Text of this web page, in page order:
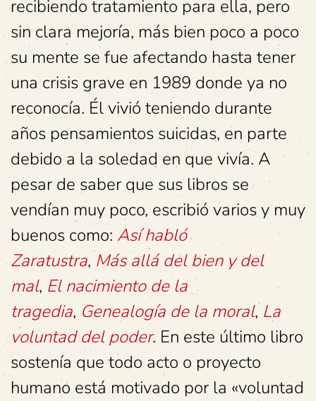
recibiendo tratamiento para ella, pero
sin clara mejoría, más bien poco a poco
su mente se fue afectando hasta tener
una crisis grave en 1989 donde ya no
reconocía. Él vivió teniendo durante
años pensamientos suicidas, en parte
debido a la soledad en que vivía. A
pesar de saber que sus libros se
vendían muy poco, escribió varios y muy
buenos como: Así habló
Zaratustra, Más allá del bien y del
mal, El nacimiento de la
tragedia, Genealogía de la moral,La
voluntad del poder. En este último libro
sostenía que todo acto o proyecto
humano está motivado por la «voluntad